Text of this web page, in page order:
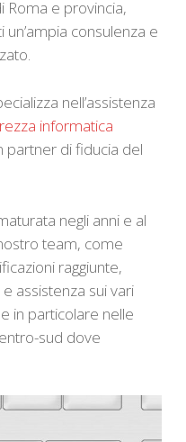
Roma e provincia,
consulenza e
nell’assistenza
informatica
partner di fiducia del
negli anni e al
team, come
raggiunte,
assistenza sui vari
in particolare nelle
sud dove